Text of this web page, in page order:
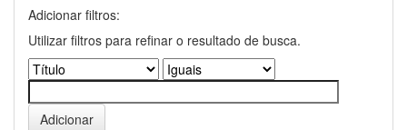
Adicionar filtros:
Utilizar filtros para refinar o resultado de busca.